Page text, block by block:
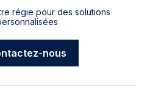
régie pour des solutions
nous